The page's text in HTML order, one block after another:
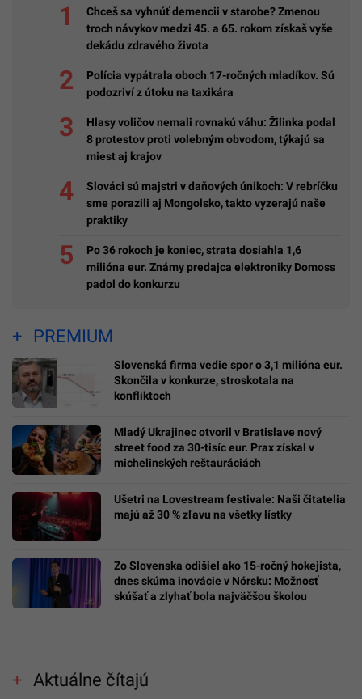
Chceš sa vyhnúť demencii v starobe? Zmenou
troch návykov medzi 45. a 65. rokom získaš vyše
dekádu zdravého života
Polícia vypátrala oboch 17-ročných mladíkov. Sú
podozriví z útoku na taxikára
Hlasy voličov nemali rovnakú váhu: Žilinka podal
8 protestov proti volebným obvodom, týkajú sa
miest aj krajov
Slováci sú majstri v daňových únikoch: V rebríčku
sme porazili aj Mongolsko, takto vyzerajú naše
praktiky
Po 36 rokoch je koniec, strata dosiahla 1,6
milióna eur. Známy predajca elektroniky Domoss
padol do konkurzu
PREMIUM
Slovenská firma vedie spor o 3,1 milióna eur.
Skončila v konkurze, stroskotala na
konfliktoch
Mladý Ukrajinec otvoril v Bratislave nový
street food za 30-tisíc eur. Prax získal v
michelinských reštauráciách
Ušetri na Lovestream festivale: Naši čitatelia
majú až 30 % zľavu na všetky lístky
Zo Slovenska odišiel ako 15-ročný hokejista,
dnes skúma inovácie v Nórsku: Možnosť
skúšať a zlyhať bola najväčšou školou
Aktuálne čítajú